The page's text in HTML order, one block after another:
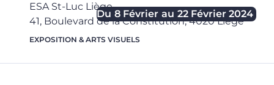
Du 8 Février au 22 Février 2024
ESA St-Luc Liège,
41, Boulevard de la Constitution,4020Liège
EXPOSITION & ARTS VISUELS